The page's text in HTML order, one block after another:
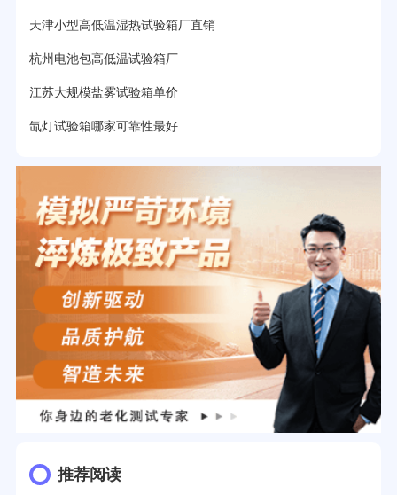
天津小型高低温湿热试验箱厂直销
杭州电池包高低温试验箱厂
江苏大规模盐雾试验箱单价
氙灯试验箱哪家可靠性最好
推荐阅读